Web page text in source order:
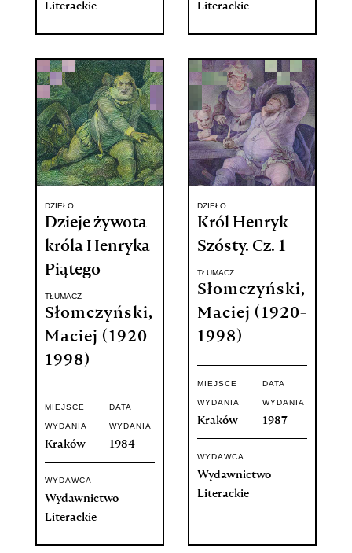
Literackie
Literackie
DZIEŁO
Dzieje żywota
króla Henryka
Piątego
TŁUMACZ
Słomczyński,
Maciej (1920-
1998)
MIEJSCE
WYDANIA
Kraków
DATA
WYDANIA
1984
WYDAWCA
Wydawnictwo
Literackie
DZIEŁO
Król Henryk
Szósty. Cz. 1
TŁUMACZ
Słomczyński,
Maciej (1920-
1998)
MIEJSCE
WYDANIA
Kraków
DATA
WYDANIA
1987
WYDAWCA
Wydawnictwo
Literackie